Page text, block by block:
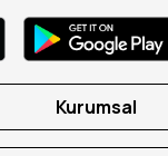
Kurumsal